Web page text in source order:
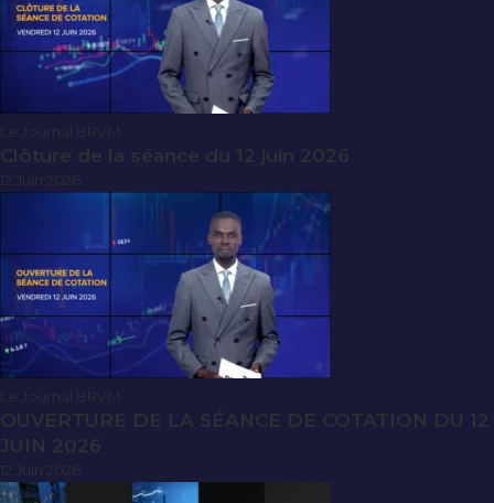
Le Journal BRVM
Clôture de la séance du 12 juin 2026
Le Journal BRVM
OUVERTURE DE LA SÉANCE DE COTATION DU 12
JUIN 2026